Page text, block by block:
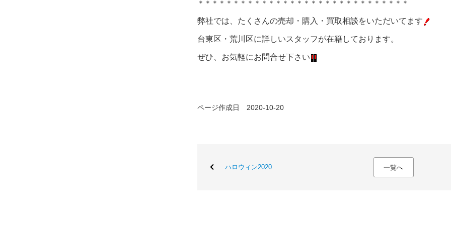
＊＊＊＊＊＊＊＊＊＊＊＊＊＊＊＊＊＊＊＊＊＊＊＊＊＊＊＊＊＊
弊社では、たくさんの売却・購入・買取相談をいただいてます
台東区・荒川区に詳しいスタッフが在籍しております。
ぜひ、お気軽にお問合せ下さい
ページ作成日 2020-10-20
ハロウィン2020 一覧へ